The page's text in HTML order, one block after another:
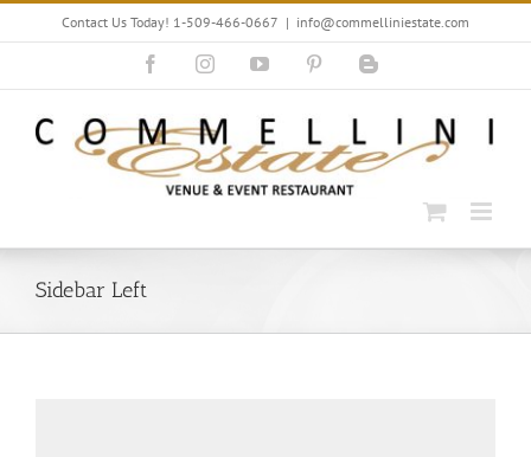
Skip
Contact Us Today! 1-509-466-0667 | info@commelliniestate.com
FacebookInstagramYouTube PinterestBlogger
Sidebar Left